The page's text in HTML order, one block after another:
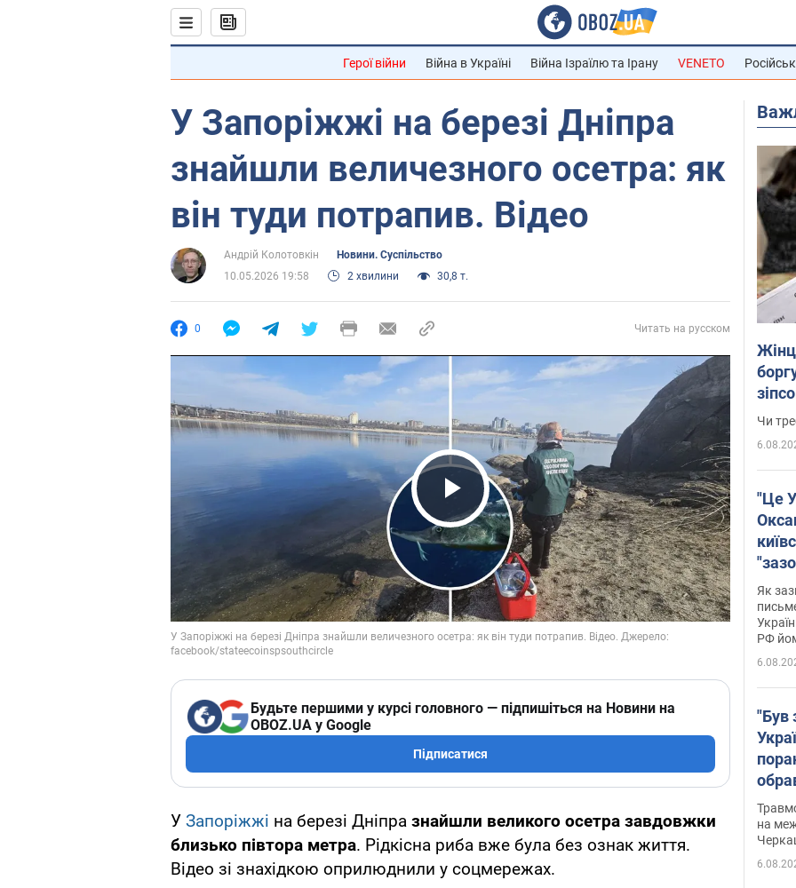
Герої війни Війна в Україні Війна Ізраїлю та Ірану VENETO
У Запоріжжі на березі Дніпра
знайшли величезного осетра: як
він туди потрапив. Відео
Андрій Колотовкін
Новини. Суспільство
10.05.2026 19:58
2 хвилини 30,8 т.
0 Читать на русском
Play Video
Будьте першими у курсі головного — підпишіться на Новини на
OBOZ.UA у Google
Підписатися
У Запоріжжі на березі Дніпра знайшли великого осетра завдовжки
близько півтора метра. Рідкісна риба вже була без ознак життя.
Відео зі знахідкою оприлюднили у соцмережах.
Чи
"Це
Як
РФ
"Був
Фото
на